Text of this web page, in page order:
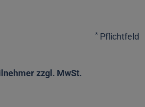
* Pflichtfeld
2.550 € pro Teilnehmer zzgl. MwSt.